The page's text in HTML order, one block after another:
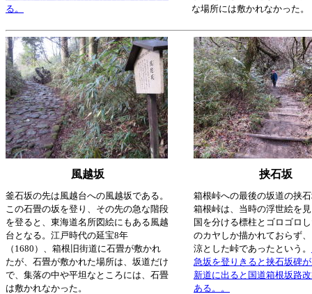
る。
な場所には敷かれなかった。
風越坂 挟石坂
釜石坂の先は風越台への風越坂である。
この石畳の坂を登り、その先の急な階段
を登ると、東海道名所図絵にもある風越
台となる。江戸時代の延宝8年
（1680）、箱根旧街道に石畳が敷かれ
たが、石畳が敷かれた場所は、坂道だけ
で、集落の中や平坦なところには、石畳
は敷かれなかった。
箱根峠への最後の坂道の挟
箱根峠は、当時の浮世絵を
国を分ける標柱とゴロゴロ
のカヤしか描かれておらず
涼とした峠であったという。
急坂を登りきると挟石坂碑
新道に出ると国道箱根坂路
ある。。